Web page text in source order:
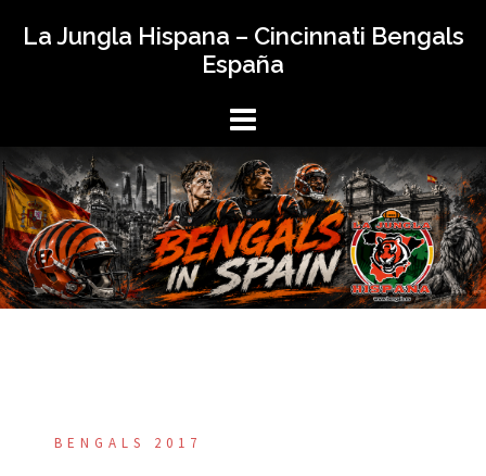
La Jungla Hispana – Cincinnati Bengals
España
BENGALS 2017